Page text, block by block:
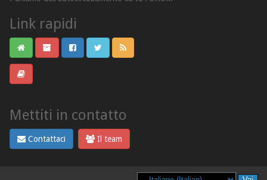
Link rapidi
Mettiti in contatto
Contattaci Il team